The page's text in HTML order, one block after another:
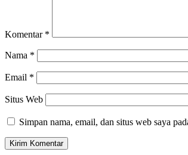
Komentar *
Nama *
Email *
Situs Web
Simpan nama, email, dan situs web saya